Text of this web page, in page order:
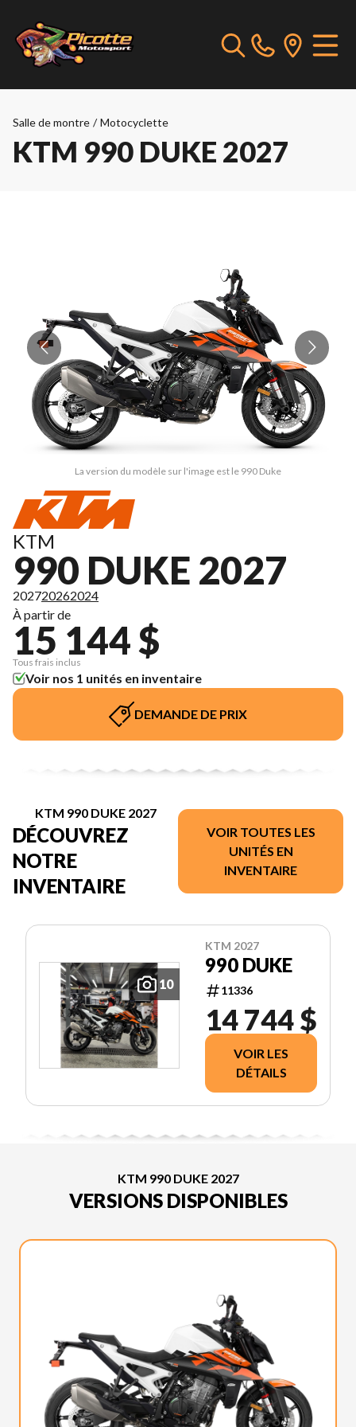
Salle de montre / Motocyclette
KTM 990 DUKE 2027
La version du modèle sur l'image est le 990 Duke
KTM
990 DUKE 2027
202720262024
À partir de
15 144 $
Tous frais inclus
Voir nos 1 unités en inventaire
DEMANDE DE PRIX
KTM 990 DUKE 2027
DÉCOUVREZ
NOTRE
INVENTAIRE
VOIR TOUTES LES
UNITÉS EN
INVENTAIRE
10
KTM 2027
990 DUKE
11336
14 744 $
VOIR LES
DÉTAILS
KTM 990 DUKE 2027
VERSIONS DISPONIBLES